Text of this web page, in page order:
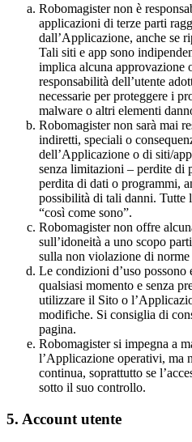
Robomagister non è
applicazioni di terze parti
dall’Applicazione, anche se
Tali siti e app sono
implica alcuna approvazione
responsabilità dell’utente
necessarie per proteggere i
malware o altri elementi
Robomagister non sarà mai
indiretti, speciali o
dell’Applicazione o di siti/
senza limitazioni – perdite
perdita di dati o programmi,
possibilità di tali danni. Tutte
“così come sono”.
Robomagister non offre
sull’idoneità a uno scopo
sulla non violazione di norme
Le condizioni d’uso possono
qualsiasi momento e senza
utilizzare il Sito o
modifiche. Si consiglia di
pagina.
Robomagister si impegna a
l’Applicazione operativi, ma
continua, soprattutto se
sotto il suo controllo.
5. Account utente